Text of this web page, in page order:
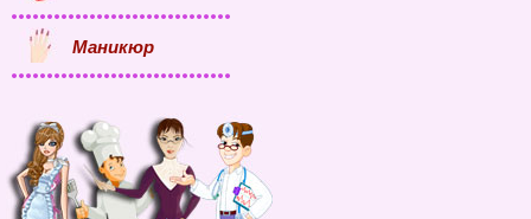
Маникюр